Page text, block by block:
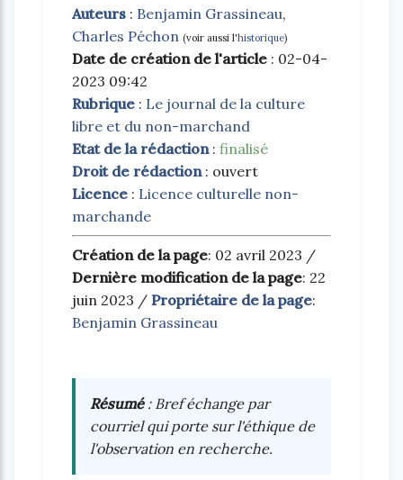
Auteurs : Benjamin Grassineau,
Charles Péchon (voir aussi l'historique)
Date de création de l'article : 02-04-
2023 09:42
Rubrique : Le journal de la culture
libre et du non-marchand
Etat de la rédaction: finalisé
Droit de rédaction: ouvert
Licence : Licence culturelle non-
marchande
Création de la page: 02 avril 2023 /
Dernière modification de la page: 22
juin 2023 / Propriétaire de la page:
Benjamin Grassineau
Résumé: Bref échange par
courriel qui porte sur l'éthique de
l'observation en recherche.